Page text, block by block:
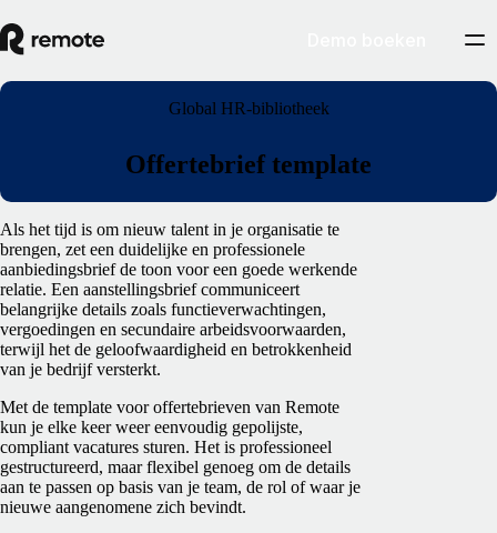
Global HR-bibliotheek
Offertebrief template
Als het tijd is om nieuw talent in je organisatie te
brengen, zet een duidelijke en professionele
aanbiedingsbrief de toon voor een goede werkende
relatie. Een aanstellingsbrief communiceert
belangrijke details zoals functieverwachtingen,
vergoedingen en secundaire arbeidsvoorwaarden,
terwijl het de geloofwaardigheid en betrokkenheid
van je bedrijf versterkt.
Met de template voor offertebrieven van Remote
kun je elke keer weer eenvoudig gepolijste,
compliant vacatures sturen. Het is professioneel
gestructureerd, maar flexibel genoeg om de details
aan te passen op basis van je team, de rol of waar je
nieuwe aangenomene zich bevindt.